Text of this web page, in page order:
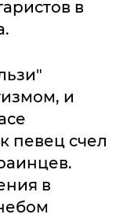
в
и
певец счел
в